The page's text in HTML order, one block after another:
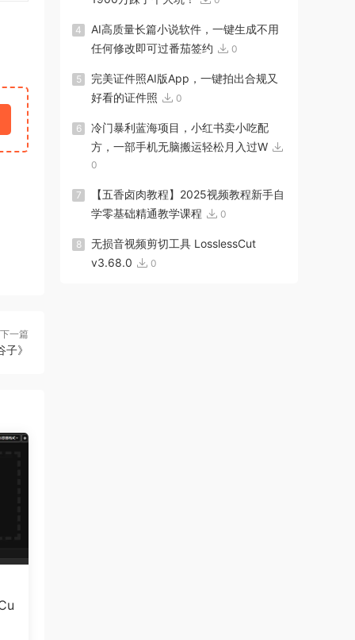
下一篇
》
4
AI高质量长篇小说软件，一键生成不用
任何修改即可过番茄签约
0
5
完美证件照AI版App，一键拍出合规又
好看的证件照
0
6
冷门暴利蓝海项目，小红书卖小吃配
方，一部手机无脑搬运轻松月入过W
0
7
【五香卤肉教程】2025视频教程新手自
学零基础精通教学课程
0
8
无损音视频剪切工具 LosslessCut
v3.68.0
0